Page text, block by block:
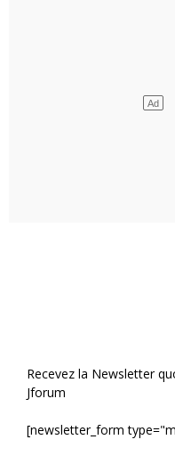
Recevez la Newsletter
Jforum
[newsletter_form